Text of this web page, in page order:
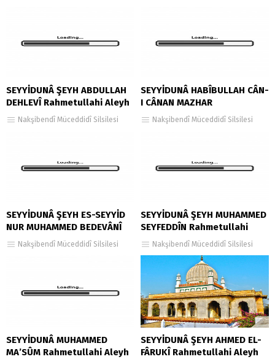
SEYYİDUNÂ ŞEYH ABDULLAH
DEHLEVÎ Rahmetullahi Aleyh
Nakşibendî Müceddidî Silsilesi
SEYYİDUNÂ HABÎBULLAH CÂN-
I CÂNAN MAZHAR
Rahmetullahi Aleyh
Nakşibendî Müceddidî Silsilesi
SEYYİDUNÂ ŞEYH ES-SEYYİD
NUR MUHAMMED BEDEVÂNÎ
Rahmetullahi Aleyh
Nakşibendî Müceddidî Silsilesi
SEYYİDUNÂ ŞEYH MUHAMMED
SEYFEDDÎN Rahmetullahi
AleyhNakşibendî Müceddidî Silsilesi
SEYYİDUNÂ MUHAMMED
MA’SÛM Rahmetullahi Aleyh
SEYYİDUNÂ ŞEYH AHMED EL-
FÂRUKÎ Rahmetullahi Aleyh